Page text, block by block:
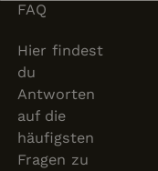
FAQ
Hier findest
du
Antworten
auf die
häufigsten
Fragen zu